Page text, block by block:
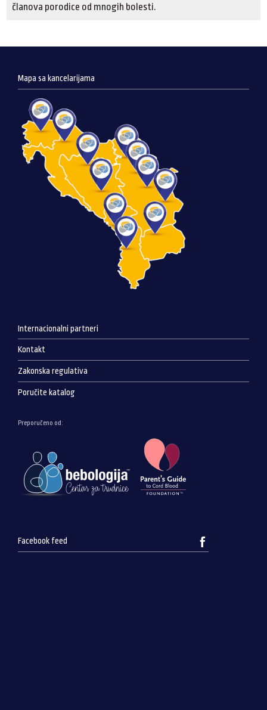
članova porodice od mnogih bolesti.
Mapa sa kancelarijama
Internacionalni partneri
Kontakt
Zakonska regulativa
Poručite katalog
Preporučeno od:
Facebook feed